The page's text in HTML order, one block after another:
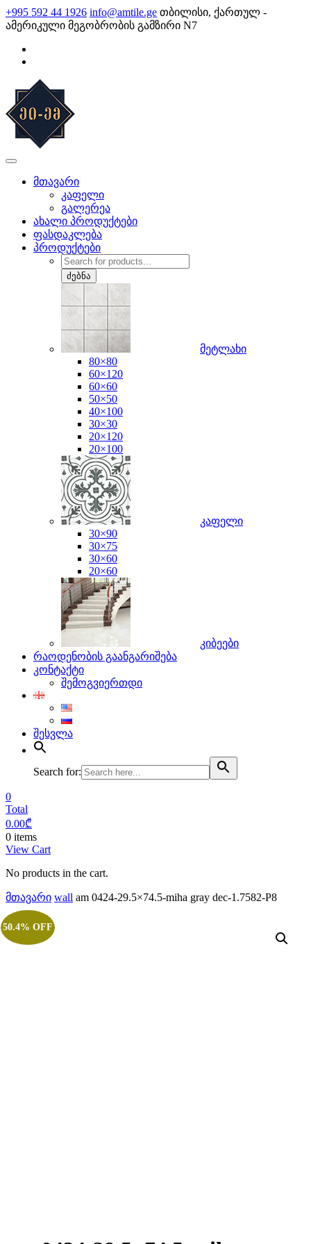
Skip
to
content
+995 592 44 1926 info@amtile.ge თბილისი, ქართულ -
ამერიკული მეგობრობის გამზირი N7
მთავარი
კაფელი
გალერეა
ახალი პროდუქტები
ფასდაკლება
პროდუქტები
Products
search
ძებნა
მეტლახი
80×80
60×120
60×60
50×50
40×100
30×30
20×120
20×100
კაფელი
30×90
30×75
30×60
20×60
კიბეები
რაოდენობის გაანგარიშება
კონტაქტი
შემოგვიერთდი
შესვლა
Search for:
0
Total
0.00₾
0 items
View Cart
No products in the cart.
მთავარი wall am 0424-29.5×74.5-miha gray dec-1.7582-P8
50.4% OFF